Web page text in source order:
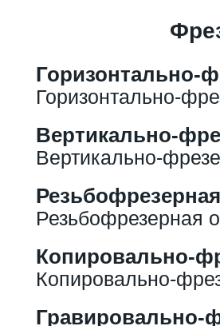
Горизонтально-
Горизонтально-
Вертикально-
Вертикально-
Резьбофрезерная
Копировально-
Копировально-
Гравировально-